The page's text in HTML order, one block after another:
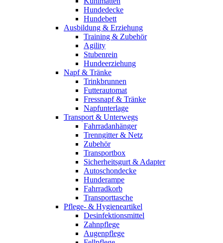
Hundedecke
Hundebett
Ausbildung & Erziehung
Training & Zubehör
Agility
Stubenrein
Hundeerziehung
Napf & Tränke
Trinkbrunnen
Futterautomat
Fressnapf & Tränke
Napfunterlage
Transport & Unterwegs
Fahrradanhänger
Trenngitter & Netz
Zubehör
Transportbox
Sicherheitsgurt & Adapter
Autoschondecke
Hunderampe
Fahrradkorb
Transporttasche
Pflege- & Hygieneartikel
Desinfektionsmittel
Zahnpflege
Augenpflege